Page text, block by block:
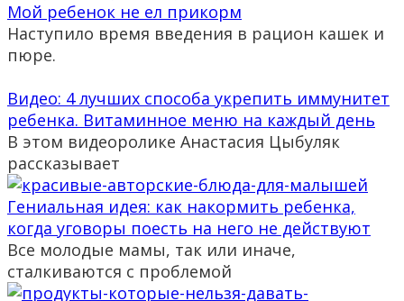
Мой ребенок не ел прикорм
Наступило время введения в рацион кашек и
пюре.
Видео: 4 лучших способа укрепить иммунитет
ребенка. Витаминное меню на каждый день
В этом видеоролике Анастасия Цыбуляк
рассказывает
Гениальная идея: как накормить ребенка,
когда уговоры поесть на него не действуют
Все молодые мамы, так или иначе,
сталкиваются с проблемой